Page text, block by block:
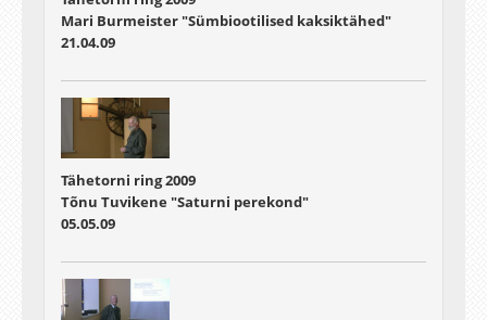
Mari Burmeister "Sümbiootilised kaksiktähed"
21.04.09
Tähetorni ring 2009
Tõnu Tuvikene "Saturni perekond"
05.05.09